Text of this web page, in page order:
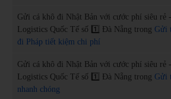
Gửi cá khô đi Nhật Bản với cước phí siêu rẻ
Logistics Quốc Tế số 1️⃣ Đà Nẵng trong Gửi
đi Pháp tiết kiệm chi phí
Gửi cá khô đi Nhật Bản với cước phí siêu rẻ
Logistics Quốc Tế số 1️⃣ Đà Nẵng trong Gửi
nhanh chóng